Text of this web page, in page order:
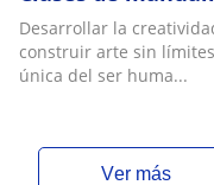
Desarrollar la
construir arte sin
única del ser huma...
ver más